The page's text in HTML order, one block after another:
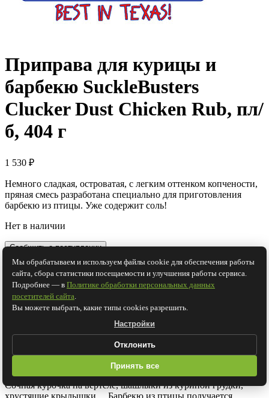
Приправа для курицы и
барбекю SuckleBusters
Clucker Dust Chicken Rub, пл/
б, 404 г
1 530 ₽
Немного сладкая, островатая, с легким оттенком копчености,
пряная смесь разработана специально для приготовления
барбекю из птицы. Уже содержит соль!
Нет в наличии
Сообщить о поступлении
Сравнить
Добавить в Избранное
Артикул:
f0034Категории: Бакалея
Пряные смеси
Поделиться:
Описание
Отзывы (0)
Сочная курочка на вертеле, шашлыки из куриной грудки,
хрустящие крылышки… Барбекю из птицы получается
Мы обрабатываем и используем файлы cookie для обеспечения работы
сайта, сбора статистики посещаемости и улучшения работы сервиса.
Подробнее — в Политике обработки персональных данных
посетителей сайта.
Вы можете выбрать, какие типы cookies разрешить.
Настройки
Отклонить
Принять все